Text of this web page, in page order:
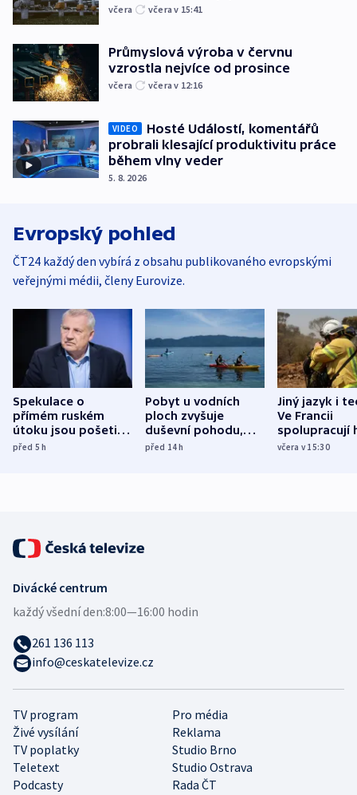
včera včera v 15:41
Průmyslová výroba v červnu
vzrostla nejvíce od prosince
včera včera v 12:16
VIDEO
Hosté Událostí, komentářů
probrali klesající produktivitu práce
během vlny veder
5. 8. 2026
Evropský pohled
ČT24 každý den vybírá z obsahu publikovaného evropskými
veřejnými médii, členy Eurovize.
Spekulace o
přímém ruském
útoku jsou pošetilé,
míní estonský
před 5h
Pobyt u vodních
ploch zvyšuje
duševní pohodu,
ukázala
před 14h
Jiný jazyk i
Ve Francii
spolupracují
různých zemí
včera v 15:30
TV program
Pro média
Živé vysílání
Reklama
TV poplatky
Studio Brno
Teletext
Studio Ostrava
Podcasty
Rada ČT
Divácké centrum
každý všední den:8:00—16:00 hodin
261 136 113
info@ceskatelevize.cz